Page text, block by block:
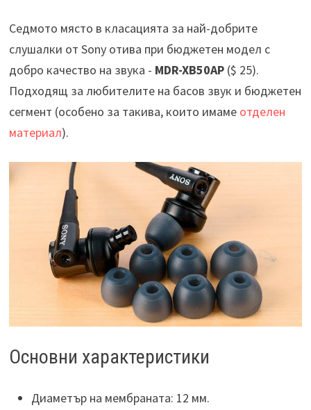
Седмото място в класацията за най-добрите
слушалки от Sony отива при бюджетен модел с
добро качество на звука - MDR-XB50AP($ 25).
Подходящ за любителите на басов звук и бюджетен
сегмент (особено за такива, които имаме отделен
материал).
Основни характеристики
Диаметър на мембраната: 12 мм.